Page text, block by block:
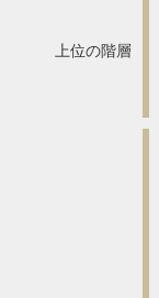
上位の階層